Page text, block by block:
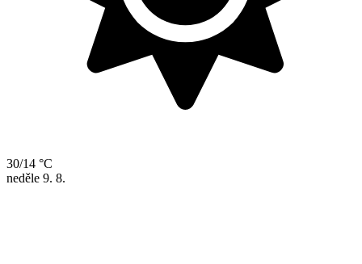
30/14 °C
neděle 9. 8.